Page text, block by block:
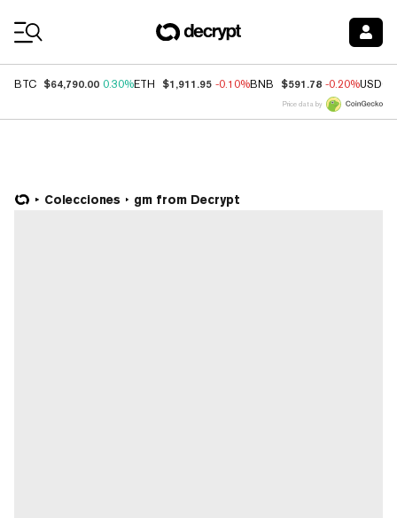
BTC $64,790.00 0.30%ETH $1,911.95 -0.10%BNB $591.78 -0.20%USDC
Price data by
Colecciones gm from Decrypt